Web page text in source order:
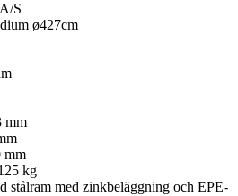
S
ø427cm
mm
mm
kg
stålram med zinkbeläggning och EPE-